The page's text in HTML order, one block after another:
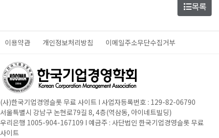
목록
이용약관 개인정보처리방침 이메일주소무단수집거부
(사)한국기업경영슬롯 무료 사이트 I 사업자등록번호 : 129-82-06790
서울특별시 강남구 논현로79길 8, 4층(역삼동, 아이네트빌딩)
우리은행 1005-904-167109 I 예금주 : 사단법인 한국기업경영슬롯 무료
사이트